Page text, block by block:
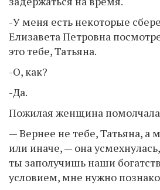
-У меня есть некоторые
Елизавета Петровна
это тебе, Татьяна.
-О, как?
-Да.
Пожилая женщина
— Вернее не тебе, Татьяна, а
или иначе, — она
ты заполучишь наши
условием, мне нужно